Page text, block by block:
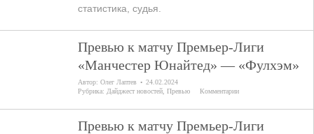
статистика, судья.
Превью к матчу Премьер-Лиги
«Манчестер Юнайтед» — «Фулхэм»
Автор:Олег Лаптев
24.02.2024
Рубрика:Дайджест новостей,Превью Комментарии
Превью к матчу Премьер-Лиги